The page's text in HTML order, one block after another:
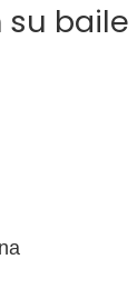
su baile